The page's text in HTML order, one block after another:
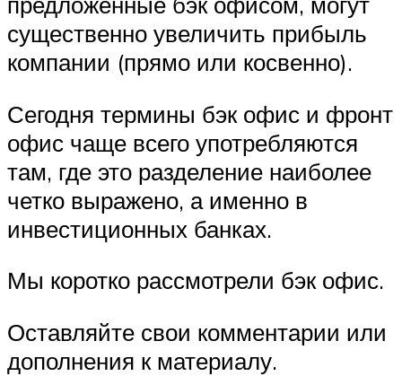
существенно увеличить прибыль
компании (прямо или косвенно).
Сегодня термины бэк офис и фронт
офис чаще всего употребляются
там, где это разделение наиболее
четко выражено, а именно в
инвестиционных банках.
Мы коротко рассмотрели бэк офис.
Оставляйте свои комментарии или
дополнения к материалу.